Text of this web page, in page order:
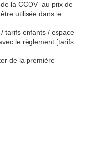
la CCOV au prix de
utilisée dans le
tarifs enfants / espace
le règlement (tarifs
de la première